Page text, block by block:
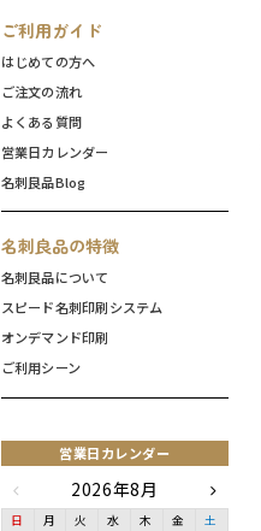
ご利用ガイド
はじめての方へ
ご注文の流れ
よくある質問
営業日カレンダー
名刺良品Blog
名刺良品の特徴
名刺良品について
スピード名刺印刷システム
オンデマンド印刷
ご利用シーン
営業日カレンダー
2026年8月
日 月 火 水 木 金 土